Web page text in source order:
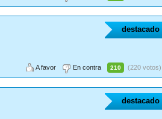
destacado
A favor En contra 210 (220 votos)
destacado